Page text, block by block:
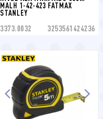
MALH 1-42-423 FATMAX
STANLEY
3373.0032 3253561424236